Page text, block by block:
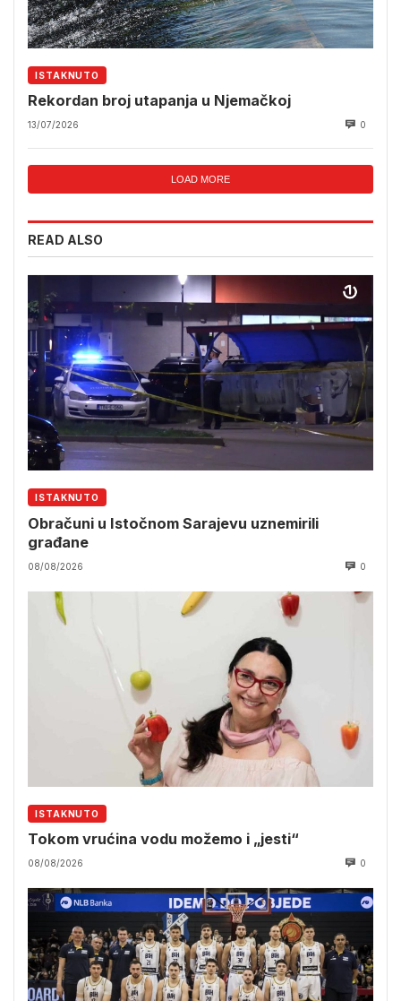
ISTAKNUTO
Rekordan broj utapanja u Njemačkoj
13/07/2026 0
LOAD MORE
READ ALSO
ISTAKNUTO
Obračuni u Istočnom Sarajevu uznemirili
građane
08/08/2026 0
ISTAKNUTO
Tokom vrućina vodu možemo i „jesti“
08/08/2026 0